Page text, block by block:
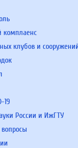
комплаенс
клубов и
19
России и ИжГТУ